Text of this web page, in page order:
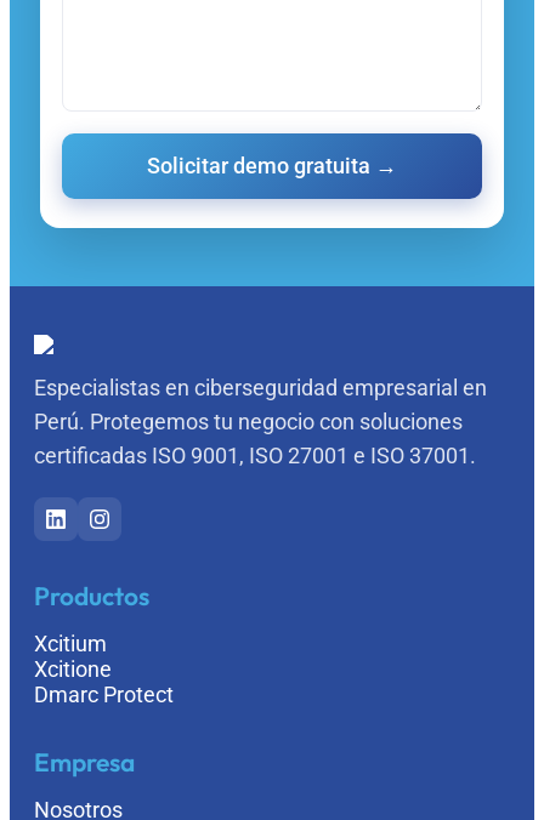
Solicitar demo gratuita →
Especialistas en ciberseguridad empresarial en
Perú. Protegemos tu negocio con soluciones
certificadas ISO 9001, ISO 27001 e ISO 37001.
Productos
Xcitium
Xcitione
Dmarc Protect
Empresa
Nosotros